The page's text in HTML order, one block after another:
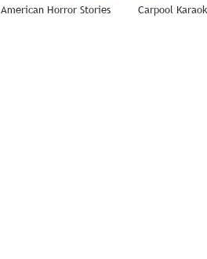
American Horror Stories